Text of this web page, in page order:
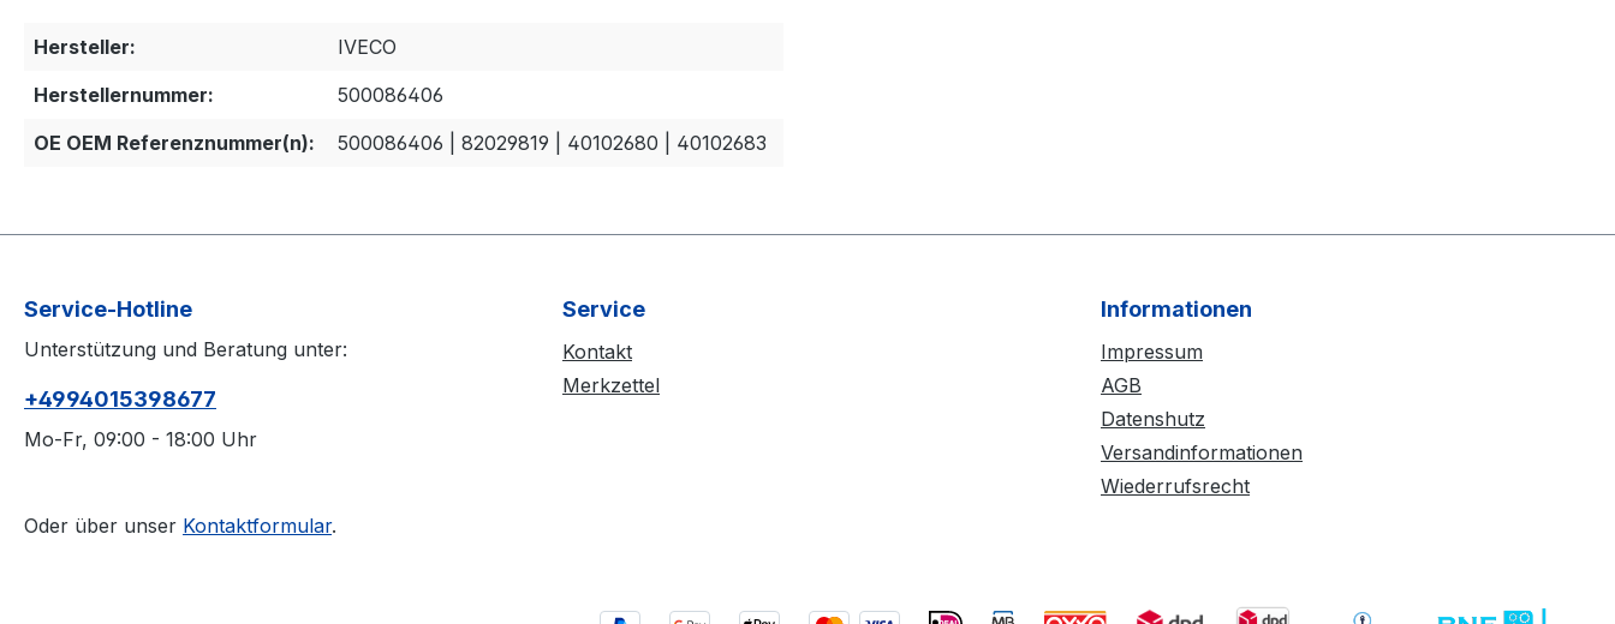
Hersteller:
IVECO
Herstellernummer:
500086406
OE OEM Referenznummer(n):
500086406 | 82029819 | 40102680 | 40102683
Service-Hotline
Unterstützung und Beratung unter:
+4994015398677
Mo-Fr, 09:00 - 18:00 Uhr
Oder über unser Kontaktformular.
Service
Kontakt
Merkzettel
Informationen
Impressum
AGB
Datenshutz
Versandinformationen
Wiederrufsrecht